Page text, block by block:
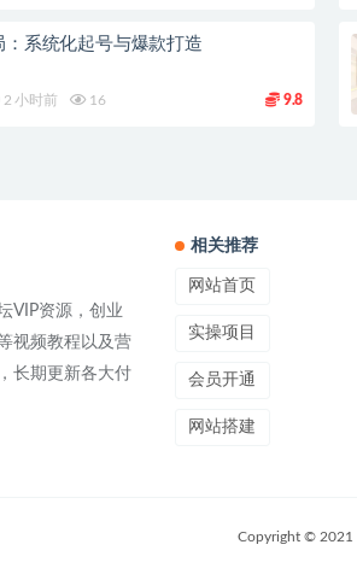
：系统化起号与爆款打造
2 小时前 16 9.8
VIP资源，创业
视频教程以及营
长期更新各大付
相关推荐
网站首页
实操项目
会员开通
网站搭建
Copyright © 2021